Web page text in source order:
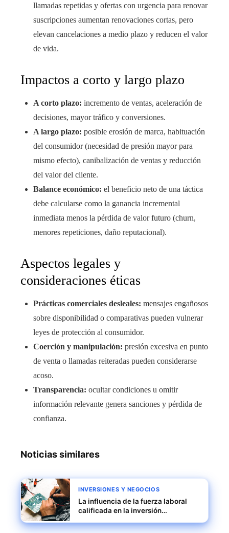
llamadas repetidas y ofertas con urgencia para renovar
suscripciones aumentan renovaciones cortas, pero
elevan cancelaciones a medio plazo y reducen el valor
de vida.
Impactos a corto y largo plazo
A corto plazo: incremento de ventas, aceleración de
decisiones, mayor tráfico y conversiones.
A largo plazo: posible erosión de marca, habituación
del consumidor (necesidad de presión mayor para
mismo efecto), canibalización de ventas y reducción
del valor del cliente.
Balance económico: el beneficio neto de una táctica
debe calcularse como la ganancia incremental
inmediata menos la pérdida de valor futuro (churn,
menores repeticiones, daño reputacional).
Aspectos legales y
consideraciones éticas
Prácticas comerciales desleales: mensajes engañosos
sobre disponibilidad o comparativas pueden vulnerar
leyes de protección al consumidor.
Coerción y manipulación: presión excesiva en punto
de venta o llamadas reiteradas pueden considerarse
acoso.
Transparencia: ocultar condiciones u omitir
información relevante genera sanciones y pérdida de
confianza.
Noticias similares
INVERSIONES Y NEGOCIOS
La influencia de la fuerza laboral
calificada en la inversión